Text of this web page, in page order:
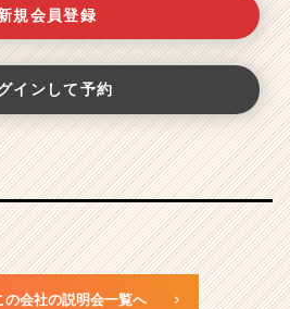
規会員登録
インして予約
の会社の説明会一覧へ